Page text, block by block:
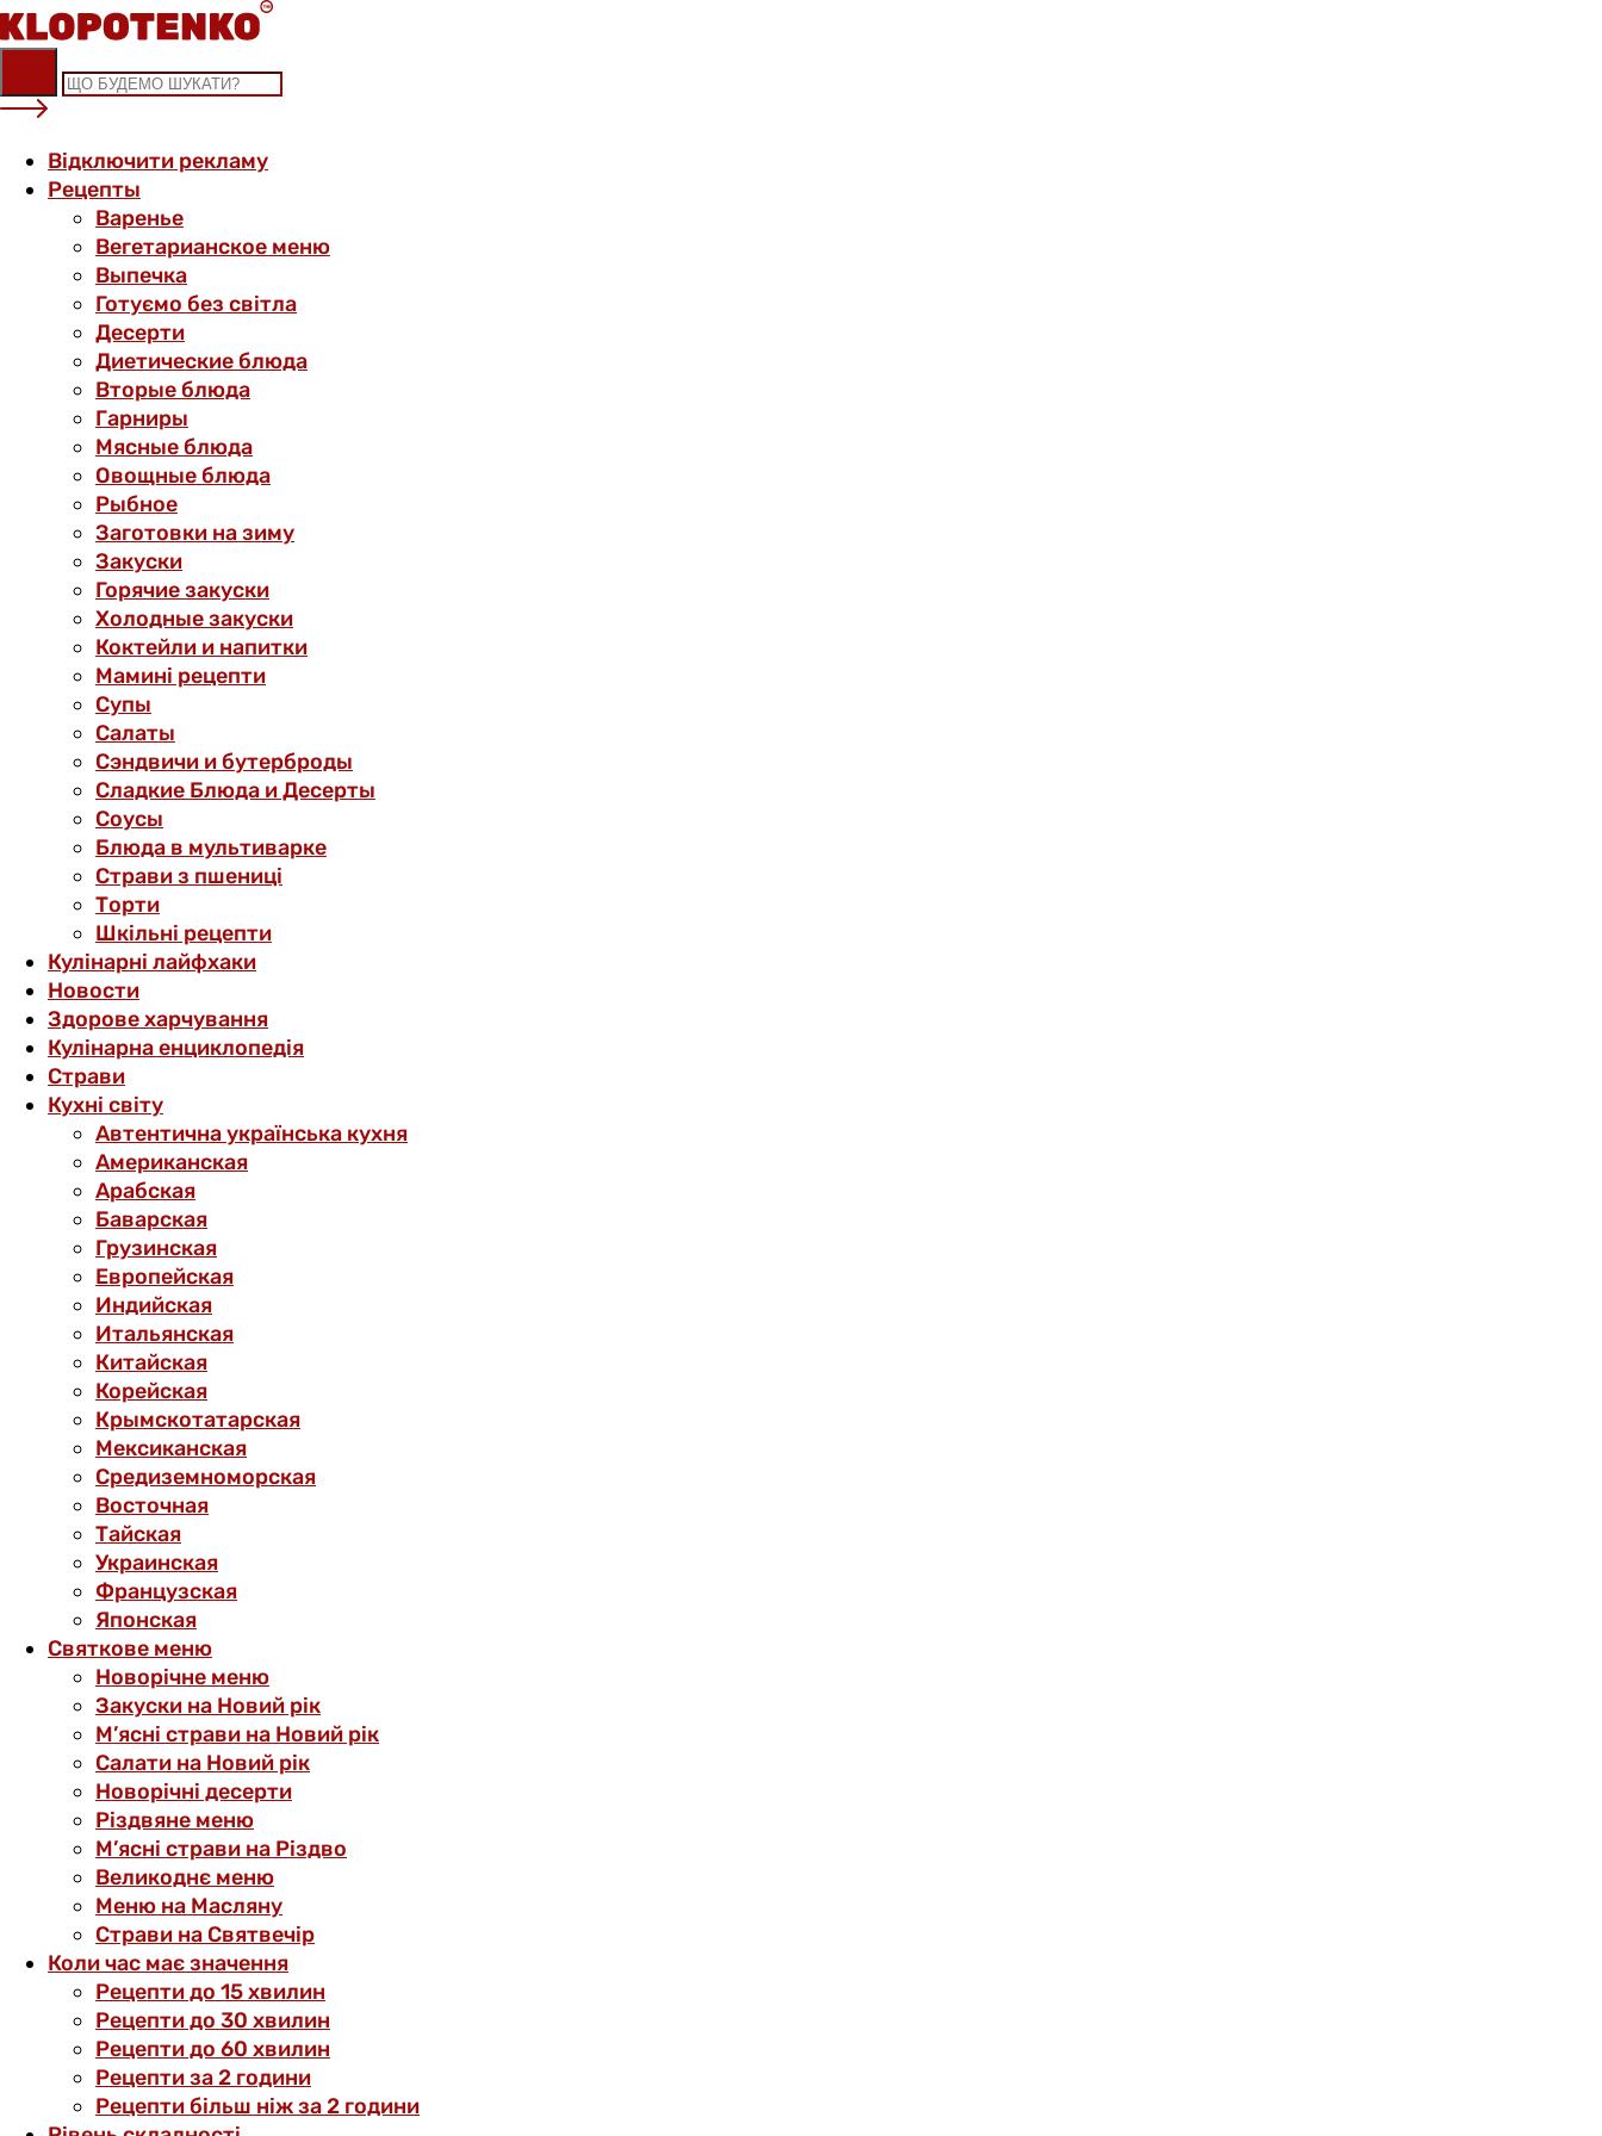
Skip
to
content
Відключити рекламу
Рецепты
Варенье
Вегетарианское меню
Выпечка
Готуємо без світла
Десерти
Диетические блюда
Вторые блюда
Гарниры
Мясные блюда
Овощные блюда
Рыбное
Заготовки на зиму
Закуски
Горячие закуски
Холодные закуски
Коктейли и напитки
Мамині рецепти
Супы
Салаты
Сэндвичи и бутерброды
Сладкие Блюда и Десерты
Соусы
Блюда в мультиварке
Страви з пшениці
Торти
Шкільні рецепти
Кулінарні лайфхаки
Новости
Здорове харчування
Кулінарна енциклопедія
Страви
Кухні світу
Автентична українська кухня
Американская
Арабская
Баварская
Грузинская
Европейская
Индийская
Итальянская
Китайская
Корейская
Крымскотатарская
Мексиканская
Средиземноморская
Восточная
Тайская
Украинская
Французская
Японская
Святкове меню
Новорічне меню
Закуски на Новий рік
М’ясні страви на Новий рік
Салати на Новий рік
Новорічні десерти
Різдвяне меню
М’ясні страви на Різдво
Великоднє меню
Меню на Масляну
Страви на Святвечір
Коли час має значення
Рецепти до 15 хвилин
Рецепти до 30 хвилин
Рецепти до 60 хвилин
Рецепти за 2 години
Рецепти більш ніж за 2 години